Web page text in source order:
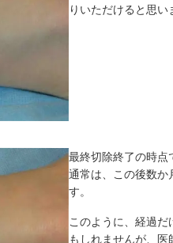
りいただけると思い
最終切除終了の時点
通常は、この後数か
す。
このように、経過
もしれませんが、医